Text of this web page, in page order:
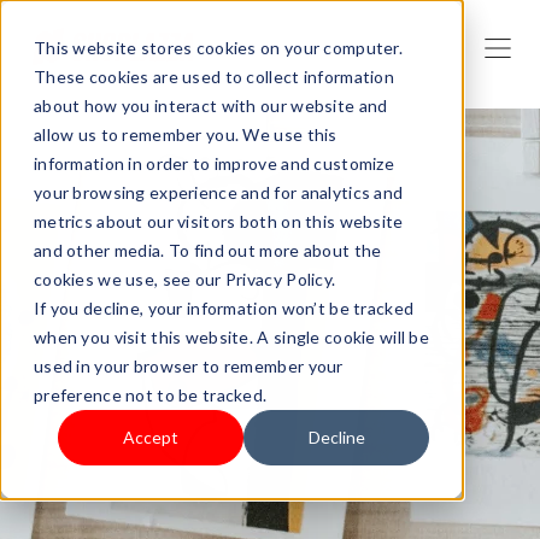
This website stores cookies on your computer.
These cookies are used to collect information
about how you interact with our website and
allow us to remember you. We use this
information in order to improve and customize
your browsing experience and for analytics and
metrics about our visitors both on this website
and other media. To find out more about the
cookies we use, see our Privacy Policy.
If you decline, your information won’t be tracked
when you visit this website. A single cookie will be
used in your browser to remember your
preference not to be tracked.
Accept Decline